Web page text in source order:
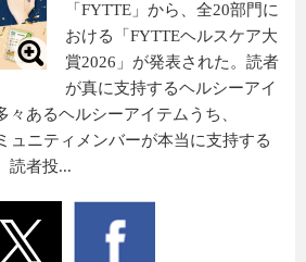
「FYTTE」から、全20部門に
おける「FYTTEヘルスケア大
賞2026」が発表された。読者
が真に支持するヘルシーアイ
々あるヘルシーアイテムうち、
ュニティメンバーが本当に支持する
読者投...